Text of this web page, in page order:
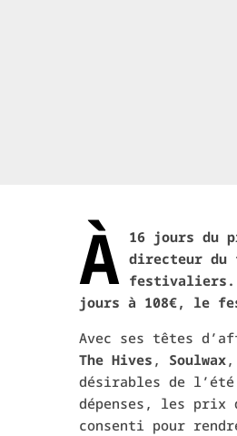
À 16 jours du
directeur du
festivaliers.
jours à 108€, le
Avec ses têtes
The Hives , Soulwax,
désirables de
dépenses, les prix
consenti pour